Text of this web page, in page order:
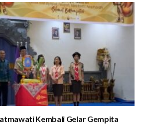
Kembali Gelar Gempita